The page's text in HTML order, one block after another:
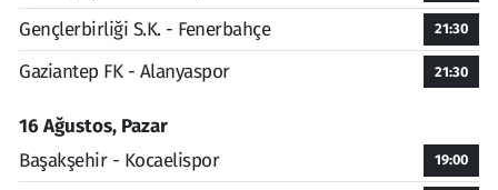
Gençlerbirliği S.K. - Fenerbahçe 21:30
Gaziantep FK - Alanyaspor 21:30
16 Ağustos, Pazar
Başakşehir - Kocaelispor
19:00